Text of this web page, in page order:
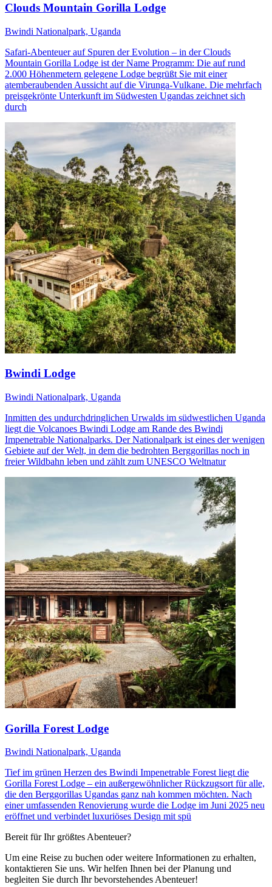
Clouds Mountain Gorilla Lodge
Bwindi Nationalpark, Uganda
Safari-Abenteuer auf Spuren der Evolution – in der Clouds
Mountain Gorilla Lodge ist der Name Programm: Die auf rund
2.000 Höhenmetern gelegene Lodge begrüßt Sie mit einer
atemberaubenden Aussicht auf die Virunga-Vulkane. Die mehrfach
preisgekrönte Unterkunft im Südwesten Ugandas zeichnet sich
durch
Bwindi Lodge
Bwindi Nationalpark, Uganda
Inmitten des undurchdringlichen Urwalds im südwestlichen Uganda
liegt die Volcanoes Bwindi Lodge am Rande des Bwindi
Impenetrable Nationalparks. Der Nationalpark ist eines der wenigen
Gebiete auf der Welt, in dem die bedrohten Berggorillas noch in
freier Wildbahn leben und zählt zum UNESCO Weltnatur
Gorilla Forest Lodge
Bwindi Nationalpark, Uganda
Tief im grünen Herzen des Bwindi Impenetrable Forest liegt die
Gorilla Forest Lodge – ein außergewöhnlicher Rückzugsort für alle,
die den Berggorillas Ugandas ganz nah kommen möchten. Nach
einer umfassenden Renovierung wurde die Lodge im Juni 2025 neu
eröffnet und verbindet luxuriöses Design mit spü
Bereit für Ihr größtes Abenteuer?
Um eine Reise zu buchen oder weitere Informationen zu erhalten,
kontaktieren Sie uns. Wir helfen Ihnen bei der Planung und
begleiten Sie durch Ihr bevorstehendes Abenteuer!